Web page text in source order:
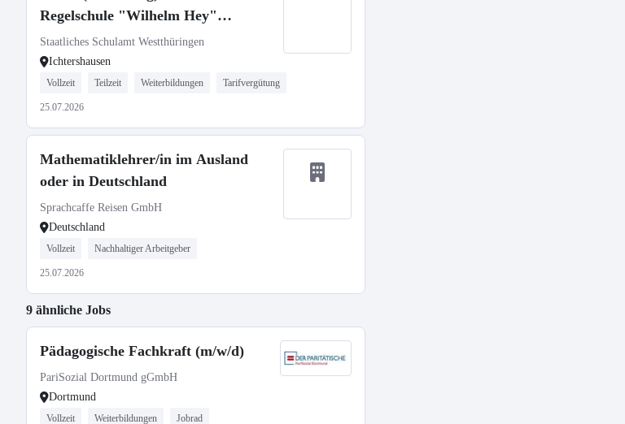
Regelschule "Wilhelm Hey"
Ichtershausen
Staatliches Schulamt Westthüringen
Ichtershausen
Vollzeit Teilzeit Weiterbildungen Tarifvergütung
25.07.2026
Mathematiklehrer/in im Ausland
oder in Deutschland
Sprachcaffe Reisen GmbH
Deutschland
Vollzeit Nachhaltiger Arbeitgeber
25.07.2026
9 ähnliche Jobs
Pädagogische Fachkraft (m/w/d)
PariSozial Dortmund gGmbH
Dortmund
Vollzeit Weiterbildungen Jobrad